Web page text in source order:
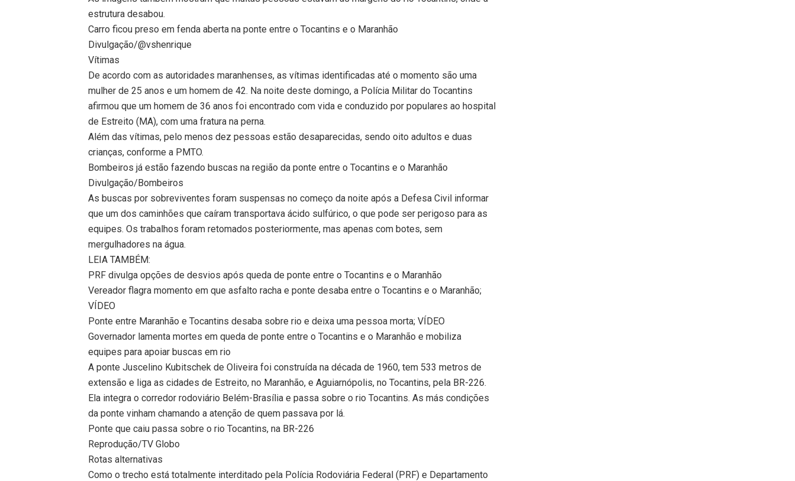
estrutura desabou.
Carro ficou preso em fenda aberta na ponte entre o Tocantins e o Maranhão
Divulgação/@vshenrique
Vítimas
De acordo com as autoridades maranhenses, as vítimas identificadas até o momento são uma
mulher de 25 anos e um homem de 42. Na noite deste domingo, a Polícia Militar do Tocantins
afirmou que um homem de 36 anos foi encontrado com vida e conduzido por populares ao hospital
de Estreito (MA), com uma fratura na perna.
Além das vítimas, pelo menos dez pessoas estão desaparecidas, sendo oito adultos e duas
crianças, conforme a PMTO.
Bombeiros já estão fazendo buscas na região da ponte entre o Tocantins e o Maranhão
Divulgação/Bombeiros
As buscas por sobreviventes foram suspensas no começo da noite após a Defesa Civil informar
que um dos caminhões que caíram transportava ácido sulfúrico, o que pode ser perigoso para as
equipes. Os trabalhos foram retomados posteriormente, mas apenas com botes, sem
mergulhadores na água.
LEIA TAMBÉM:
PRF divulga opções de desvios após queda de ponte entre o Tocantins e o Maranhão
Vereador flagra momento em que asfalto racha e ponte desaba entre o Tocantins e o Maranhão;
VÍDEO
Ponte entre Maranhão e Tocantins desaba sobre rio e deixa uma pessoa morta; VÍDEO
Governador lamenta mortes em queda de ponte entre o Tocantins e o Maranhão e mobiliza
equipes para apoiar buscas em rio
A ponte Juscelino Kubitschek de Oliveira foi construída na década de 1960, tem 533 metros de
extensão e liga as cidades de Estreito, no Maranhão, e Aguiarnópolis, no Tocantins, pela BR-226.
Ela integra o corredor rodoviário Belém-Brasília e passa sobre o rio Tocantins. As más condições
da ponte vinham chamando a atenção de quem passava por lá.
Ponte que caiu passa sobre o rio Tocantins, na BR-226
Reprodução/TV Globo
Rotas alternativas
Como o trecho está totalmente interditado pela Polícia Rodoviária Federal (PRF) e Departamento